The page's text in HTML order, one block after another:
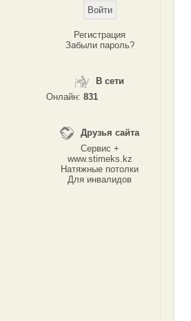
Регистрация
Забыли пароль?
В сети
Онлайн: 831
Друзья сайта
Сервис +
www.stimeks.kz
Натяжные потолки
Для инвалидов